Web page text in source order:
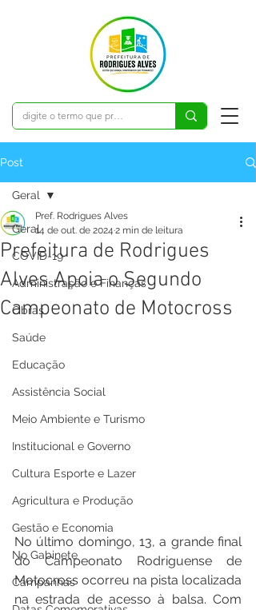
Post
Geral
COVID-19
Administração e Finanças
Obras
Saúde
Educação
Assistência Social
Meio Ambiente e Turismo
Institucional e Governo
Cultura Esporte e Lazer
Agricultura e Produção
Gestão e Economia
No Gabinete
Campanhas
Geral
Prefeitura de Rodrigues
Alves Apoia o Segundo
Campeonato de Motocross
Pref. Rodrigues Alves
14 de out. de 2024 2 min de leitura
No último domingo, 13, a grande final
do Campeonato Rodriguense de
Motocross ocorreu na pista localizada
na estrada de acesso à balsa. Com